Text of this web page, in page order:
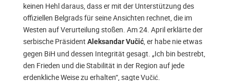
keinen Hehl daraus, dass er mit der Unterstützung des
offiziellen Belgrads für seine Ansichten rechnet, die im
Westen auf Verurteilung stoßen. Am 24. April erklärte der
serbische Präsident Aleksandar Vučić, er habe nie etwas
gegen BiH und dessen Integrität gesagt. „Ich bin bestrebt,
den Frieden und die Stabilität in der Region auf jede
erdenkliche Weise zu erhalten“, sagte Vučić.